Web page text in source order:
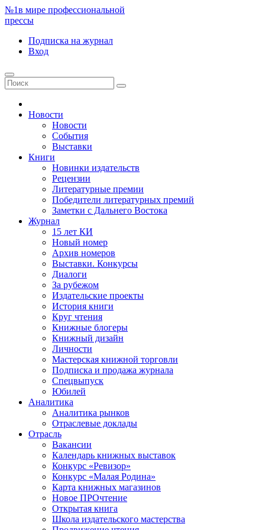
№1в мире профессиональной
прессы
Подписка на журнал
Вход
Новости
Новости
События
Выставки
Книги
Новинки издательств
Рецензии
Литературные премии
Победители литературных премий
Заметки с Дальнего Востока
Журнал
15 лет КИ
Новый номер
Архив номеров
Выставки. Конкурсы
Диалоги
За рубежом
Издательские проекты
История книги
Круг чтения
Книжные блогеры
Книжный дизайн
Личности
Мастерская книжной торговли
Подписка и продажа журнала
Спецвыпуск
Юбилей
Аналитика
Аналитика рынков
Отраслевые доклады
Отрасль
Вакансии
Календарь книжных выставок
Конкурс «Ревизор»
Конкурс «Малая Родина»
Карта книжных магазинов
Новое ПРОчтение
Открытая книга
Школа издательского мастерства